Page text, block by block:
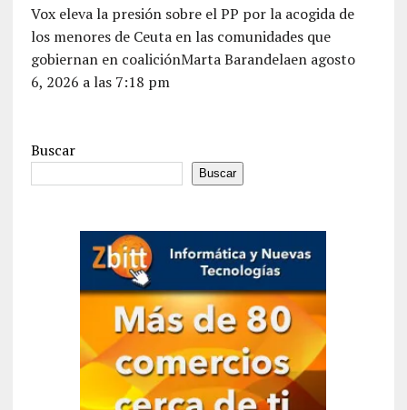
Vox eleva la presión sobre el PP por la acogida de
los menores de Ceuta en las comunidades que
gobiernan en coaliciónMarta Barandelaen agosto
6, 2026 a las 7:18 pm
Buscar
Buscar